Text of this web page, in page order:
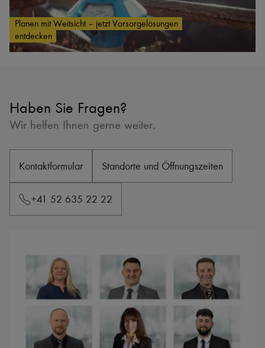
Planen mit Weitsicht – jetzt Vorsorgelösungen
entdecken
Haben Sie Fragen?
Wir helfen Ihnen gerne weiter.
Kontaktformular Standorte und Öffnungszeiten
+41 52 635 22 22